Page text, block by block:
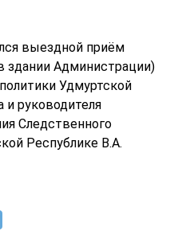
выездной приём
здании Администрации)
Удмуртской
и руководителя
Следственного
Республике В.А.